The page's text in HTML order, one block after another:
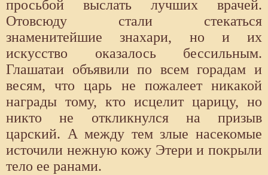
просьбой выслать лучших врачей.
Отовсюду стали стекаться
знаменитейшие знахари, но и их
искусство оказалось бессильным.
Глашатаи объявили по всем горадам и
весям, что царь не пожалеет никакой
награды тому, кто исцелит царицу, но
никто не откликнулся на призыв
царский. А между тем злые насекомые
источили нежную кожу Этери и покрыли
тело ее ранами.